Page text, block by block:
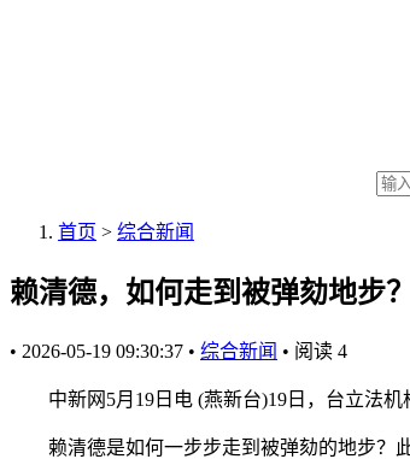
首页 > 综合新闻
赖清德，如何走到被弹劾地步？
• 2026-05-19 09:30:37 • 综合新闻 • 阅读 4
中新网5月19日电 (燕新台)19日，台立法机
赖清德是如何一步步走到被弹劾的地步？此